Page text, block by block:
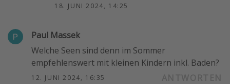
18. JUNI 2024, 14:25
Paul Massek
Welche Seen sind denn im Sommer
empfehlenswert mit kleinen Kindern inkl. Baden?
12. JUNI 2024, 16:35